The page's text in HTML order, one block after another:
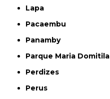
Lapa
Pacaembu
Panamby
Parque Maria Domitila
Perdizes
Perus